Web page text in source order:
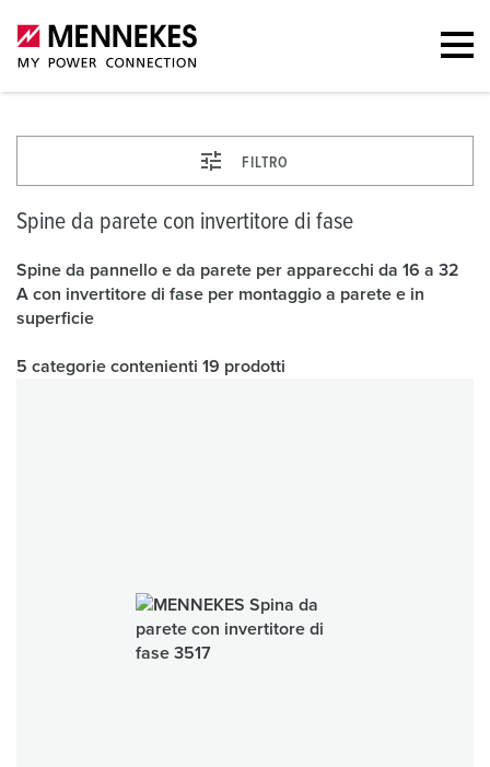
FILTRO
Spine da parete con invertitore di fase
Spine da pannello e da parete per apparecchi da 16 a 32
A con invertitore di fase per montaggio a parete e in
superficie
5 categorie contenienti 19 prodotti